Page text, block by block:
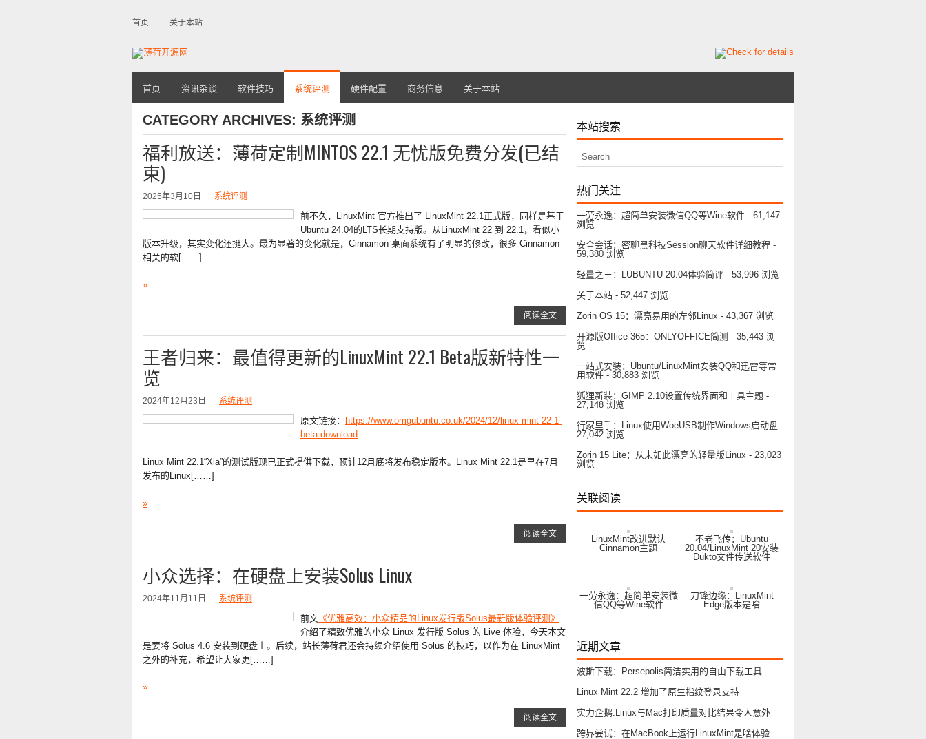
首页 关于本站
首页 资讯杂谈 软件技巧 系统评测 硬件配置 商务信息 关于本站
CATEGORY ARCHIVES: 系统评测
福利放送：薄荷定制MINTOS 22.1 无忧版免费分发(已结
束)
2025年3月10日 系统评测
前不久，LinuxMint 官方推出了 LinuxMint 22.1正式版，同样是基于
Ubuntu 24.04的LTS长期支持版。从LinuxMint 22 到 22.1，看似小
版本升级，其实变化还挺大。最为显著的变化就是，Cinnamon 桌面系统有了明显的修改，很多 Cinnamon
相关的软[……]
»
阅读全文
王者归来：最值得更新的LinuxMint 22.1 Beta版新特性一
览
2024年12月23日 系统评测
原文链接：
https://www.omgubuntu.co.uk/2024/12/linux-mint-22-1-
beta-download
Linux Mint 22.1“Xia”的测试版现已正式提供下载，预计12月底将发布稳定版本。Linux Mint 22.1是早在7月
发布的Linux[……]
»
阅读全文
小众选择：在硬盘上安装Solus Linux
2024年11月11日 系统评测
前文 《优雅高效：小众精品的Linux发行版Solus最新版体验评测》
介绍了精致优雅的小众 Linux 发行版 Solus 的 Live 体验，今天本文
是要将 Solus 4.6 安装到硬盘上。后续，站长薄荷君还会持续介绍使用 Solus 的技巧，以作为在 LinuxMint
之外的补充，希望让大家更[……]
»
阅读全文
本站搜索
热门关注
一劳永逸：超简单安装微信QQ等Wine软件 - 61,147
浏览
安全会话：密聊黑科技Session聊天软件详细教程 -
59,380 浏览
轻量之王：LUBUNTU 20.04体验简评 - 53,996 浏览
关于本站 - 52,447 浏览
Zorin OS 15：漂亮易用的左邻Linux - 43,367 浏览
开源版Office 365：ONLYOFFICE简测 - 35,443 浏
览
一站式安装：Ubuntu/LinuxMint安装QQ和迅雷等常
用软件 - 30,883 浏览
狐狸新装：GIMP 2.10设置传统界面和工具主题 -
27,148 浏览
行家里手：Linux使用WoeUSB制作Windows启动盘 -
27,042 浏览
Zorin 15 Lite：从未如此漂亮的轻量版Linux - 23,023
浏览
关联阅读
LinuxMint改进默认
Cinnamon主题
不老飞传：Ubuntu
20.04/LinuxMint 20安装
Dukto文件传送软件
一劳永逸：超简单安装微
信QQ等Wine软件
刀锋边缘：LinuxMint
Edge版本是啥
近期文章
波斯下载：Persepolis简洁实用的自由下载工具
Linux Mint 22.2 增加了原生指纹登录支持
实力企鹅:Linux与Mac打印质量对比结果令人意外
跨界尝试：在MacBook上运行LinuxMint是啥体验